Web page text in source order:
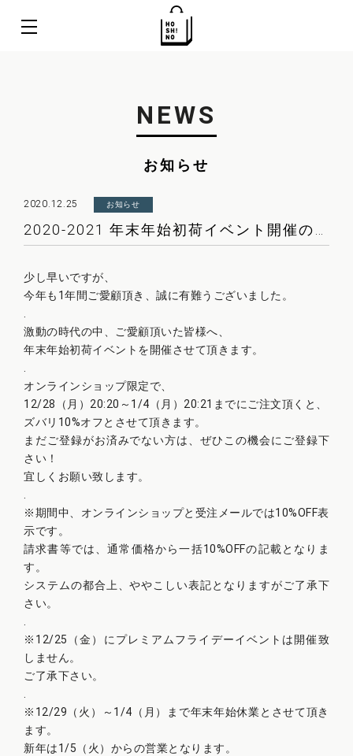
NEWS
お知らせ
2020.12.25 お知らせ
2020-2021 年末年始初荷イベント開催のお知らせ
少し早いですが、
今年も1年間ご愛顧頂き、誠に有難うございました。
激動の時代の中、ご愛顧頂いた皆様へ、
年末年始初荷イベントを開催させて頂きます。
オンラインショップ限定で、
12/28（月）20:20～1/4（月）20:21までにご注文頂くと、
ズバリ10%オフとさせて頂きます。
まだご登録がお済みでない方は、ぜひこの機会にご登録下
さい！
宜しくお願い致します。
※期間中、オンラインショップと受注メールでは10%OFF表
示です。
請求書等では、通常価格から一括10%OFFの記載となりま
す。
システムの都合上、ややこしい表記となりますがご了承下
さい。
※12/25（金）にプレミアムフライデーイベントは開催致
しません。
ご了承下さい。
※12/29（火）～1/4（月）まで年末年始休業とさせて頂き
ます。
新年は1/5（火）からの営業となります。